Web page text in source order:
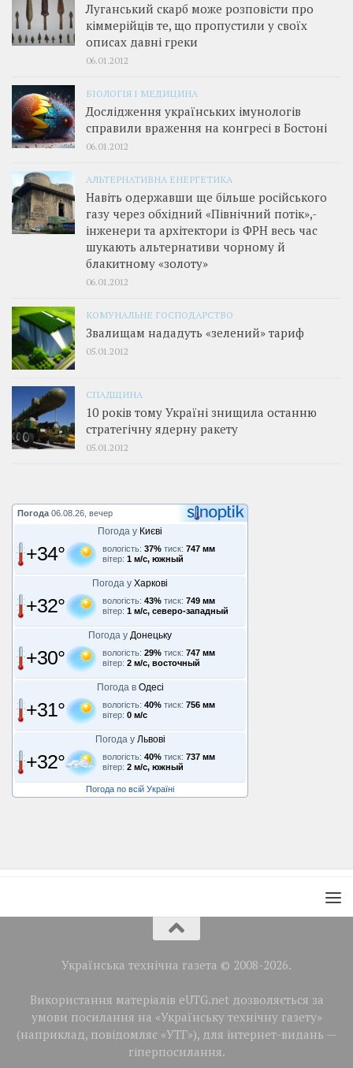
Луганський скарб може розповісти про
кіммерійців те, що пропустили у своїх
описах давні греки
06.01.2012
БІОЛОГІЯ І МЕДИЦИНА
Дослідження українських імунологів
справили враження на конгресі в Бостоні
06.01.2012
АЛЬТЕРНАТИВНА ЕНЕРГЕТИКА
Навіть одержавши ще більше російського
газу через обхідний «Північний потік»,­
інженери та архітектори із ФРН весь час
шукають альтернативи чорному й
блакитному «золоту»
06.01.2012
КОМУНАЛЬНЕ ГОСПОДАРСТВО
Звалищам нададуть «зелений» тариф
05.01.2012
СПАДЩИНА
10 років тому Україні знищила останню
стратегічну ядерну ракету
05.01.2012
Погода 06.08.26, вечер
Погода у Києві
+34° вологість: 37% тиск: 747 мм
вітер: 1 м/с, южный
Погода у Харкові
+32° вологість: 43% тиск: 749 мм
вітер: 1 м/с, северо-западный
Погода у Донецьку
+30° вологість: 29% тиск: 747 мм
вітер: 2 м/с, восточный
Погода в Одесі
+31° вологість: 40% тиск: 756 мм
вітер: 0 м/с
Погода у Львові
+32° вологість: 40% тиск: 737 мм
вітер: 2 м/с, южный
Погода по всій Україні
Українська технічна газета © 2008-2026.
Використання матеріалів eUTG.net дозволяється за
умови посилання на «Українську технічну газету»
(наприклад, повідомляє «УТГ»), для інтернет-видань —
гіперпосилання.